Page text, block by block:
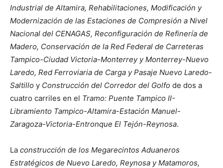
Industrial de Altamira, Rehabilitaciones, Modificación y
Modernización de las Estaciones de Compresión a Nivel
Nacional del CENAGAS, Reconfiguración de Refinería de
Madero, Conservación de la Red Federal de Carreteras
Tampico-Ciudad Victoria-Monterrey y Monterrey-Nuevo
Laredo, Red Ferroviaria de Carga y Pasaje Nuevo Laredo-
Saltillo y Construcción del Corredor del Golfo de dos a
cuatro carriles en el Tramo: Puente Tampico II-
Libramiento Tampico-Altamira-Estación Manuel-
Zaragoza-Victoria-Entronque El Tejón-Reynosa.
La construcción de los Megarecintos Aduaneros
Estratégicos de Nuevo Laredo, Reynosa y Matamoros,